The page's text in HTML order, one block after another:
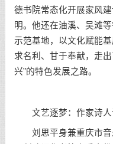
德书院常态化开展家风
明。他还在油溪、吴滩
示范基地，以文化赋能
求名利、甘于奉献，走
兴”的特色发展之路。
文艺逐梦：作家诗人
刘思平身兼重庆市音